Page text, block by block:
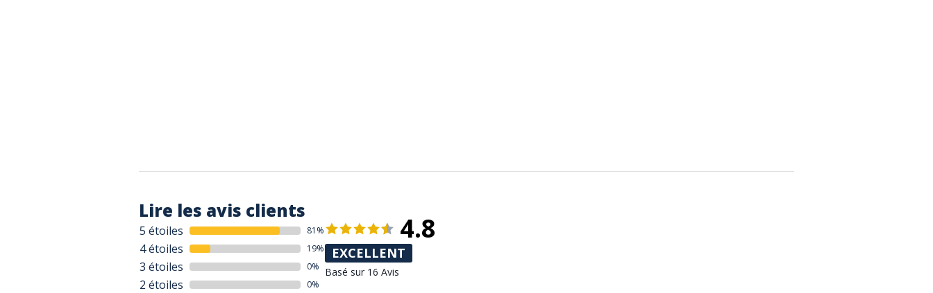
Lire les avis clients
5 étoiles 81%
4 étoiles 19%
3 étoiles 0%
2 étoiles 0%
4.8
EXCELLENT
Basé sur 16 Avis